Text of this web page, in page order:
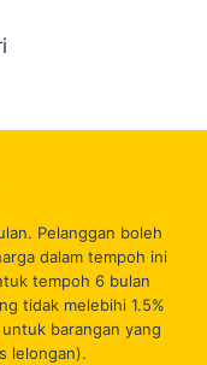
Pelanggan boleh
dalam tempoh ini
tempoh 6 bulan
tidak melebihi 1.5%
barangan yang
lelongan).